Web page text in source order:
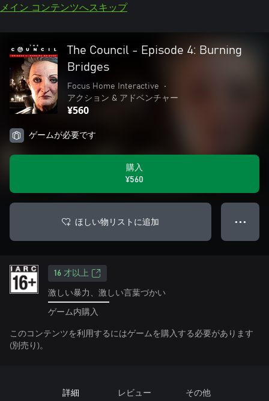
メイン コンテンツへスキップ
The Council - Episode 4: Burning
Bridges
Focus Home Interactive
•
アクション & アドベンチャー
¥560
ゲームが必要です
購入
¥560
ほしい物リストに追加 ● ● ●
16 才以上
激しい暴力、激しい言葉づかい
ゲーム内購入
このコンテンツを利用するにはゲームを購入する必要があります
(別売り)。
詳細 レビュー その他